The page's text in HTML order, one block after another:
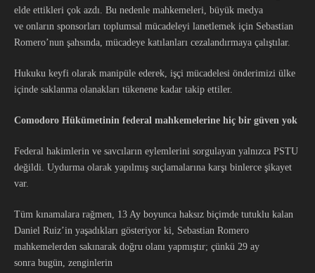
elde ettikleri çok azdı. Bu nedenle mahkemeleri, büyük medya
ve onların sponsorları toplumsal mücadeleyi lanetlemek için Sebastian
Romero’nun şahsında, mücadeye katılanları cezalandırmaya çalıştılar.
Hukuku keyfi olarak manipüle ederek, işçi mücadelesi önderimizi ülke
içinde saklanma olanakları tükenene kadar takip ettiler.
Comodoro Hükümetinin federal mahkemelerine hiç bir güven yok
Federal hakimlerin ve savcıların eylemlerini sorgulayan yalnızca PSTU
değildi. Uydurma olarak yapılmış suçlamalarına karşı binlerce şikayet
var.
Tüm kınamalara rağmen, 13 Ay boyunca haksız biçimde tutuklu kalan
Daniel Ruiz’in yaşadıkları gösteriyor ki, Sebastian Romero
mahkemelerden sakınarak doğru olanı yapmıştır; çünkü 29 ay
sonra bugün, zenginlerin